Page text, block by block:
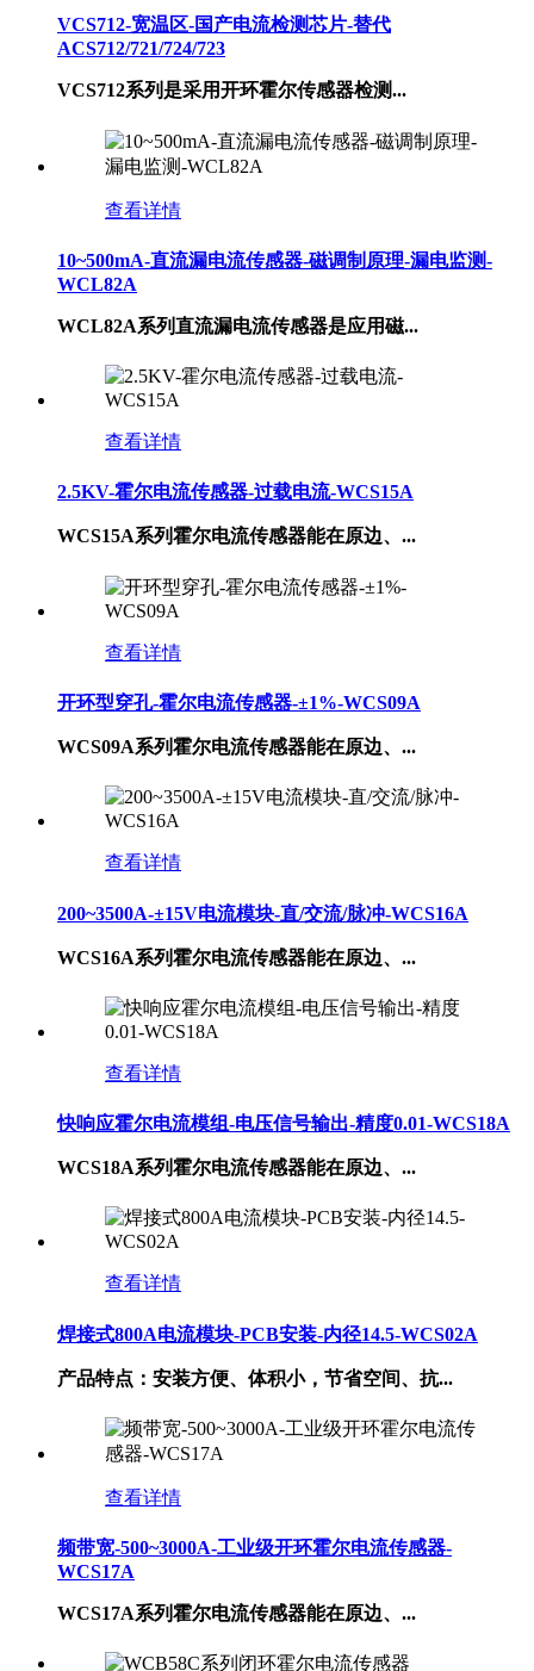
VCS712-宽温区-国产电流检测芯片-替代
ACS712/721/724/723
VCS712系列是采用开环霍尔传感器检测...
查看详情
10~500mA-直流漏电流传感器-磁调制原理-漏电监测-
WCL82A
WCL82A系列直流漏电流传感器是应用磁...
查看详情
2.5KV-霍尔电流传感器-过载电流-​WCS15A
WCS15A系列霍尔电流传感器能在原边、...
查看详情
开环型穿孔-霍尔电流传感器-±1%-WCS09A
WCS09A系列霍尔电流传感器能在原边、...
查看详情
200~3500A-±15V电流模块-直/交流/脉冲-WCS16A
WCS16A系列霍尔电流传感器能在原边、...
查看详情
快响应霍尔电流模组-电压信号输出-精度0.01-WCS18A
WCS18A系列霍尔电流传感器能在原边、...
查看详情
焊接式800A电流模块-PCB安装-内径14.5-WCS02A
产品特点：安装方便、体积小，节省空间、抗...
查看详情
频带宽-500~3000A-工业级开环霍尔电流传感器-
WCS17A
WCS17A系列霍尔电流传感器能在原边、...